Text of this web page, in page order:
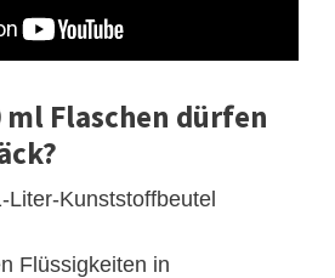
ml Flaschen dürfen
Liter-Kunststoffbeutel
Flüssigkeiten in